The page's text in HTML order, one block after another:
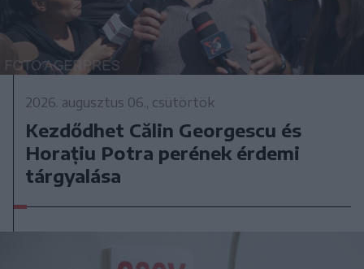
2026. augusztus 06., csütörtök
Kezdődhet Călin Georgescu és
Horațiu Potra perének érdemi
tárgyalása